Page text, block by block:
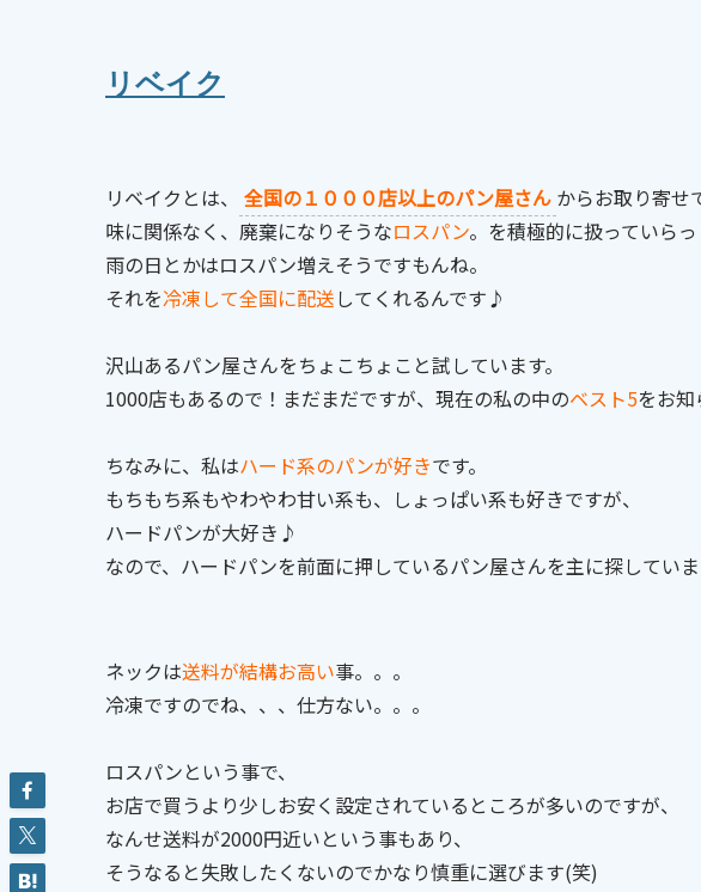
リベイク
リベイクとは、 全国の１０００店以上のパン屋さん からお取り寄せ
味に関係なく、廃棄になりそうなロスパン。を積極的に扱っていらっ
雨の日とかはロスパン増えそうですもんね。
それを冷凍して全国に配送してくれるんです♪
沢山あるパン屋さんをちょこちょこと試しています。
1000店もあるので！まだまだですが、現在の私の中のベスト5をお知
ちなみに、私はハード系のパンが好きです。
もちもち系もやわやわ甘い系も、しょっぱい系も好きですが、
ハードパンが大好き♪
なので、ハードパンを前面に押しているパン屋さんを主に探していま
ネックは送料が結構お高い事。。。
冷凍ですのでね、、、仕方ない。。。
ロスパンという事で、
お店で買うより少しお安く設定されているところが多いのですが、
なんせ送料が2000円近いという事もあり、
そうなると失敗したくないのでかなり慎重に選びます(笑)